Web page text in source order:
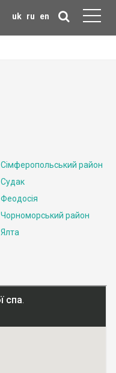
uk ru en
Сімферопольський район
Судак
Феодосія
Чорноморський район
Ялта